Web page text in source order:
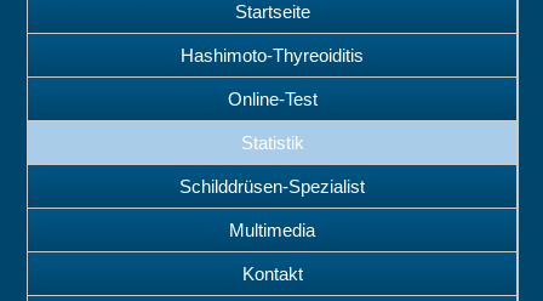
Startseite
Hashimoto-Thyreoiditis
Online-Test
Statistik
Schilddrüsen-Spezialist
Multimedia
Kontakt